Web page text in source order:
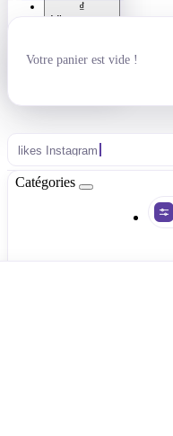
₫
Vietnamese
₴ Гривна
lik
Votre panier est vide !
Catégories